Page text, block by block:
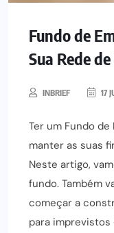
Fundo de
Sua Rede
INBRIEF 17
Ter um Fundo de
manter as suas
Neste artigo,
fundo. Também
começar a
para imprevistos